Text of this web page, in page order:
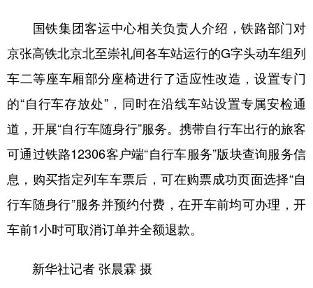
国铁集团客运中心相关负责人介绍，铁路部门对
京张高铁北京北至崇礼间各车站运行的G字头动车组列
车二等座车厢部分座椅进行了适应性改造，设置专门
的“自行车存放处”，同时在沿线车站设置专属安检通
道，开展“自行车随身行”服务。携带自行车出行的旅客
可通过铁路12306客户端“自行车服务”版块查询服务信
息，购买指定列车车票后，可在购票成功页面选择“自
行车随身行”服务并预约付费，在开车前均可办理，开
车前1小时可取消订单并全额退款。
新华社记者 张晨霖 摄